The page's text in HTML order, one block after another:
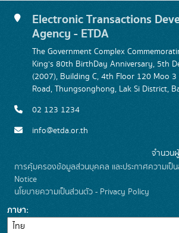
Electronic Transactions
Agency - ETDA
The Government Complex
King's 80th BirthDay Anniversary, 5th
(2007), Building C, 4th Floor 120 Moo 3
Road, Thungsonghong, Lak Si District,
02 123 1234
info@etda.or.th
จำนวน
การคุ้มครองข้อมูลส่วนบุคคล และประกาศความเป็
Notice
นโยบายความเป็นส่วนตัว - Privacy Policy
ภาษา